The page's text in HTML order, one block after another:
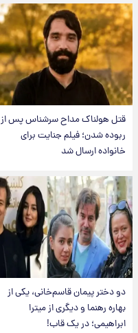
قتل هولناک مداح سرشناس پس از
ربوده شدن؛ فیلم جنایت برای
خانواده ارسال شد
دو دختر پیمان قاسم‌خانی، یکی از
بهاره رهنما و دیگری از میترا
ابراهیمی؛ در یک قاب!